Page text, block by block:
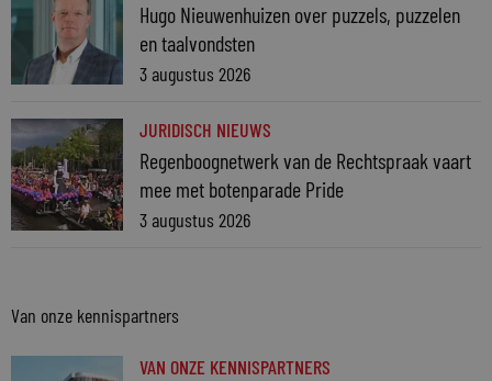
Hugo Nieuwenhuizen over puzzels, puzzelen
en taalvondsten
3 augustus 2026
JURIDISCH NIEUWS
Regenboognetwerk van de Rechtspraak vaart
mee met botenparade Pride
3 augustus 2026
Van onze kennispartners
VAN ONZE KENNISPARTNERS